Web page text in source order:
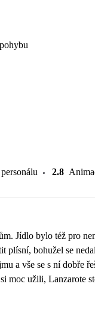
2.8
Jídlo bylo též pro
delegátky se vše v klidu vyřešilo. Nový pokoj
a vše se s ní dobře
moc užili, Lanzarote